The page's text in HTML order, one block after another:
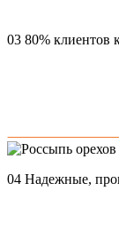
03 80% клиентов
04 Надежные,